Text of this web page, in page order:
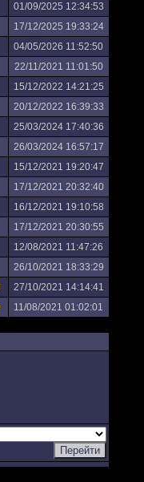
01/09/2025 12:34:53
17/12/2025 19:33:24
04/05/2026 11:52:50
22/11/2021 11:01:50
15/12/2022 14:21:25
20/12/2022 16:39:33
25/03/2024 17:40:36
26/03/2024 16:57:17
15/12/2021 19:20:47
17/12/2021 20:32:40
16/12/2021 19:10:58
17/12/2021 20:30:55
12/08/2021 11:47:26
26/10/2021 18:33:29
27/10/2021 14:14:41
11/08/2021 01:02:01